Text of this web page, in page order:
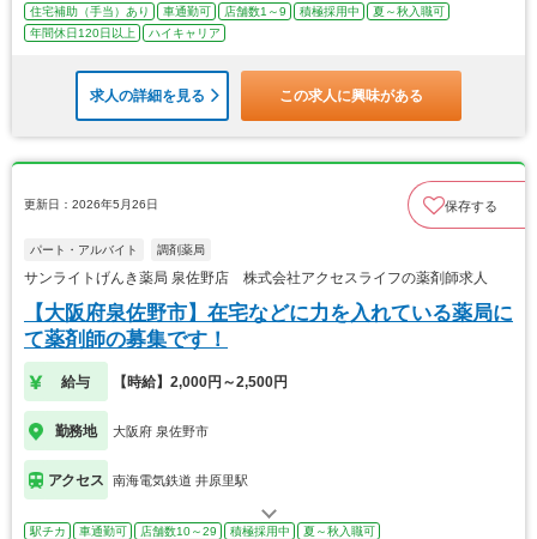
住宅補助（手当）あり
車通勤可 店舗数1～9 積極採用中
夏～秋入職可
年間休日120日以上
ハイキャリア
求人の詳細を見る この求人に興味がある
更新日：2026年5月26日 保存する
パート・アルバイト 調剤薬局
サンライトげんき薬局 泉佐野店 株式会社アクセスライフの薬剤師求人
【大阪府泉佐野市】在宅などに力を入れている薬局に
て薬剤師の募集です！
給与 【時給】2,000円～2,500円
勤務地 大阪府 泉佐野市
アクセス 南海電気鉄道 井原里駅
駅チカ 車通勤可 店舗数10～29 積極採用中 夏～秋入職可